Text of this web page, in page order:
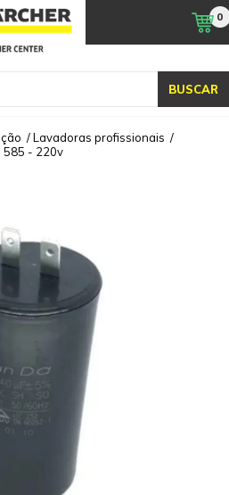
BUSCAR
0
/Lavadoras profissionais /
585 - 220v